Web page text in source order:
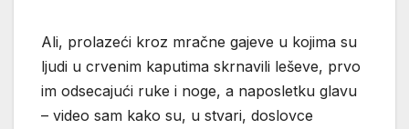
Ali, prolazeći kroz mračne gajeve u kojima su
ljudi u crvenim kaputima skrnavili leševe, prvo
im odsecajući ruke i noge, a naposletku glavu
– video sam kako su, u stvari, doslovce